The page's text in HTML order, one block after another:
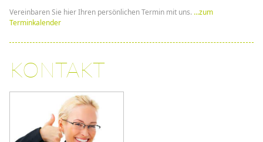
Vereinbaren Sie hier Ihren persönlichen Termin mit uns. ...zum
Terminkalender
KONTAKT